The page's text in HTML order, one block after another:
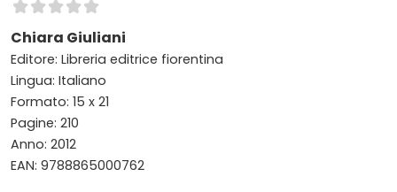
Chiara Giuliani
Editore: Libreria editrice fiorentina
Lingua: Italiano
Formato: 15 x 21
Pagine: 210
Anno: 2012
EAN: 9788865000762